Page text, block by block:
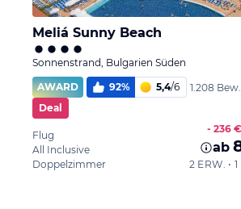
Meliá Sunny Beach
Sonnenstrand, Bulgarien Süden
AWARD
92% 5,4/6
1.208 Bew.
Deal
Flug
All Inclusive
Doppelzimmer
- 236 €
ab
2 ERW. •